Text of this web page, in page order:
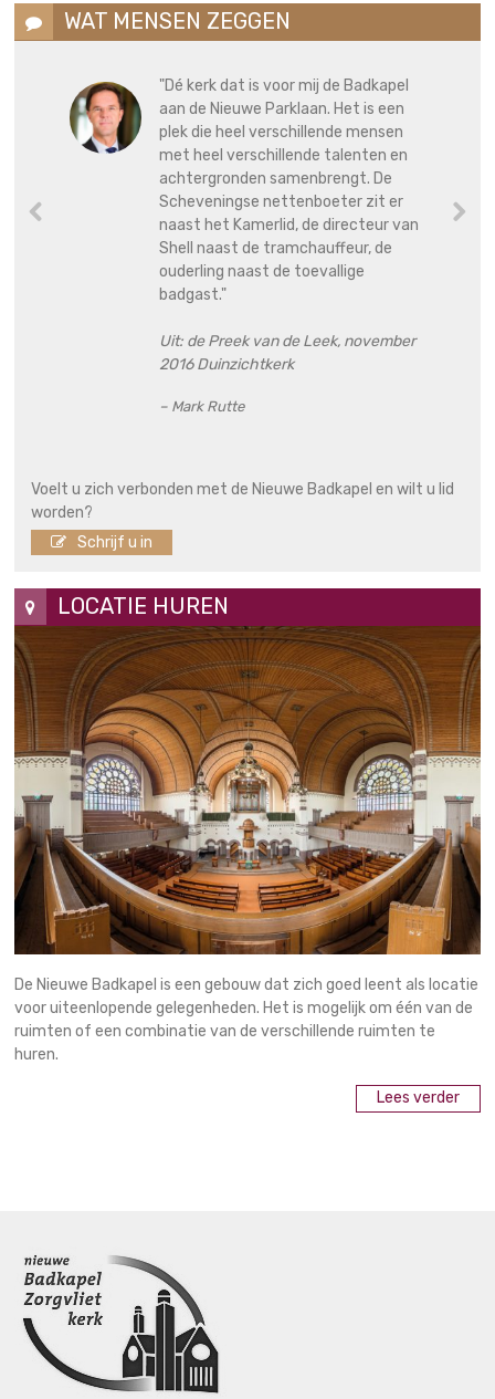
WAT MENSEN ZEGGEN
"Dé kerk dat is voor mij de Badkapel
aan de Nieuwe Parklaan. Het is een
plek die heel verschillende mensen
met heel verschillende talenten en
achtergronden samenbrengt. De
Scheveningse nettenboeter zit er
naast het Kamerlid, de directeur van
Shell naast de tramchauffeur, de
ouderling naast de toevallige
badgast."
Uit: de Preek van de Leek, november
2016 Duinzichtkerk
– Mark Rutte
Voelt u zich verbonden met de Nieuwe Badkapel en wilt u lid
worden?
Schrijf u in
LOCATIE HUREN
De Nieuwe Badkapel is een gebouw dat zich goed leent als locatie
voor uiteenlopende gelegenheden. Het is mogelijk om één van de
ruimten of een combinatie van de verschillende ruimten te
huren.
Lees verder